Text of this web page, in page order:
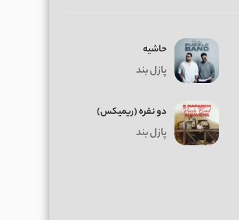
حاشیه
پازل بند
دو نفره (ریمیکس)
پازل بند